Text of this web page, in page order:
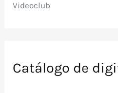
Videoclub
Catálogo de